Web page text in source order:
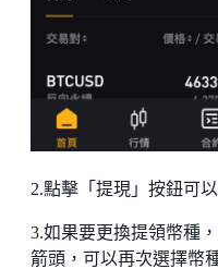
2.點擊「提現」按鈕可
3.如果要更換提領幣種
箭頭，可以再次選擇幣